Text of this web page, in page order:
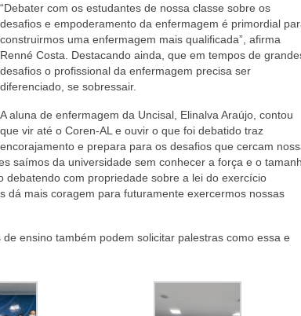
“Debater com os estudantes de nossa classe sobre os
desafios e empoderamento da enfermagem é primordial
construirmos uma enfermagem mais qualificada”, afirma
Renné Costa. Destacando ainda, que em tempos de
desafios o profissional da enfermagem precisa ser
diferenciado, se sobressair.
A aluna de enfermagem da Uncisal, Elinalva Araújo, contou
que vir até o Coren-AL e ouvir o que foi debatido traz
encorajamento e prepara para os desafios que cercam
saímos da universidade sem conhecer a força e o
com propriedade sobre a lei do exercício
dá mais coragem para futuramente exercermos nossas
ensino também podem solicitar palestras como essa e